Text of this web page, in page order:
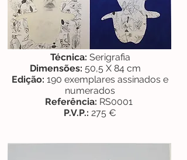
Técnica: Serigrafia
Dimensões: 50,5 X 84 cm
Edição: 190 exemplares assinados e
numerados
Referência: RS0001
P.V.P.: 275 €